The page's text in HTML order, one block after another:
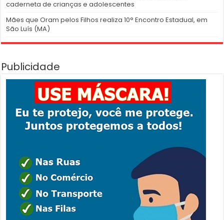
caderneta de crianças e adolescentes
Mães que Oram pelos Filhos realiza 10° Encontro Estadual, em
São Luís (MA)
Publicidade